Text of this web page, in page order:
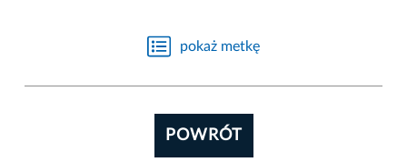
pokaż metkę
POWRÓT